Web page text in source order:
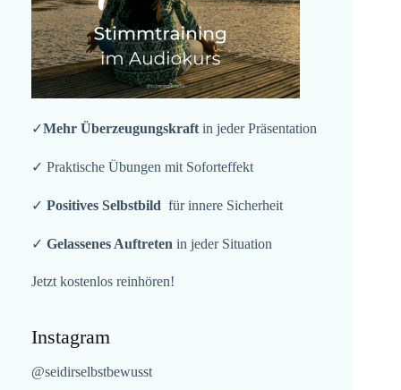
✓Mehr Überzeugungskraft in jeder Präsentation
✓ Praktische Übungen mit Soforteffekt
✓ Positives Selbstbild für innere Sicherheit
✓ Gelassenes Auftreten in jeder Situation
Jetzt kostenlos reinhören!
Instagram
@seidirselbstbewusst